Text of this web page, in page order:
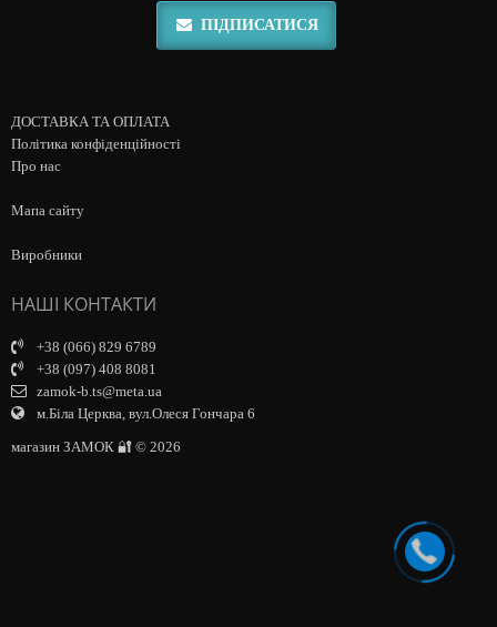
ПІДПИСАТИСЯ
ДОСТАВКА ТА ОПЛАТА
Політика конфіденційності
Про нас
Мапа сайту
Виробники
НАШІ КОНТАКТИ
+38 (066) 829 6789
+38 (097) 408 8081
zamok-b.ts@meta.ua
м.Біла Церква, вул.Олеся Гончара 6
магазин ЗАМОК 🔐 © 2026